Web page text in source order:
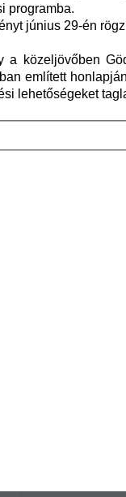
programba.
június 29-én
a közeljövőben
említett
lehetőségeket